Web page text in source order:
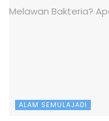
ALAM SEMULAJADI